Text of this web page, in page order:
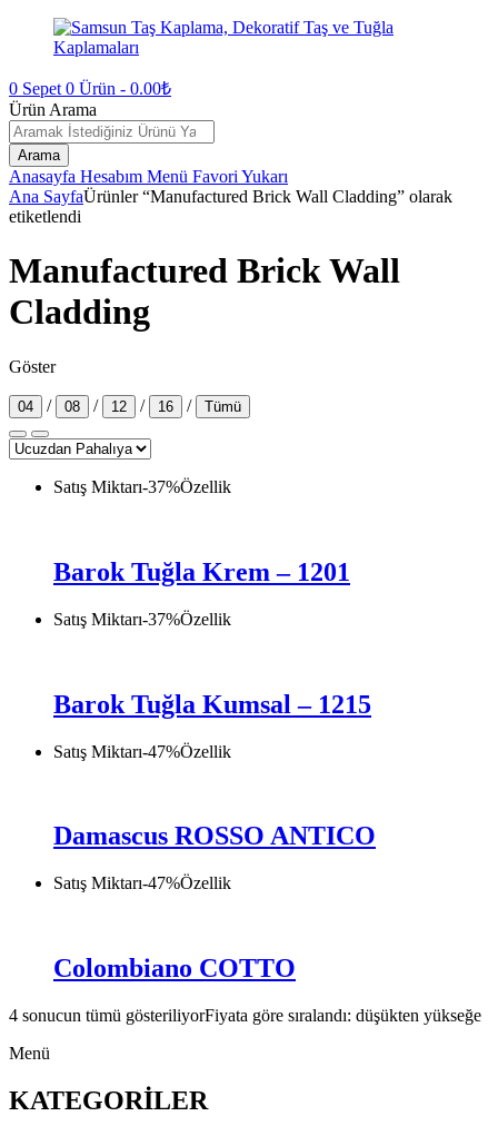
0 Sepet 0 Ürün - 0.00₺
Ürün Arama
Arama
Anasayfa Hesabım Menü Favori Yukarı
Ana SayfaÜrünler “Manufactured Brick Wall Cladding” olarak
etiketlendi
Manufactured Brick Wall
Cladding
Göster
04 / 08 / 12 / 16 / Tümü
Satış Miktarı-37%Özellik
Barok Tuğla Krem – 1201
Satış Miktarı-37%Özellik
Barok Tuğla Kumsal – 1215
Satış Miktarı-47%Özellik
Damascus ROSSO ANTICO
Satış Miktarı-47%Özellik
Colombiano COTTO
4 sonucun tümü gösteriliyorFiyata göre sıralandı: düşükten yükseğe
Menü
KATEGORİLER